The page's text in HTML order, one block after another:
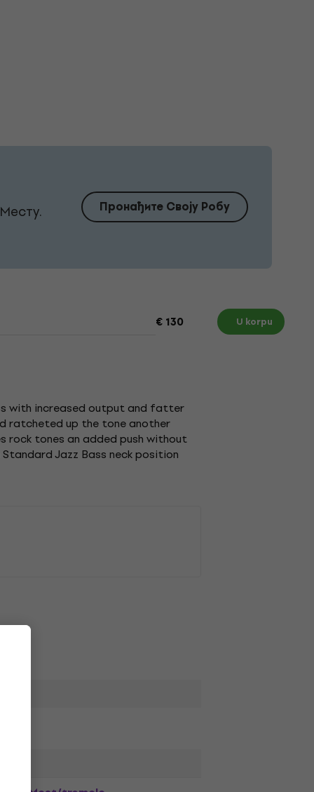
Пронађите Своју Робу
€ 130 U korpu
with increased output and fatter
ratcheted up the tone another
rock tones an added push without
Jazz Bass neck position